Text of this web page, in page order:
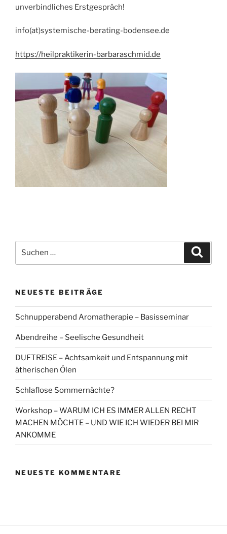
unverbindliches Erstgespräch!
info(at)systemische-berating-bodensee.de
https://heilpraktikerin-barbaraschmid.de
nach:
NEUESTE BEITRÄGE
Schnupperabend Aromatherapie – Basisseminar
Abendreihe – Seelische Gesundheit
DUFTREISE – Achtsamkeit und Entspannung mit
ätherischen Ölen
Schlaflose Sommernächte?
Workshop – WARUM ICH ES IMMER ALLEN RECHT
MACHEN MÖCHTE – UND WIE ICH WIEDER BEI MIR
ANKOMME
NEUESTE KOMMENTARE